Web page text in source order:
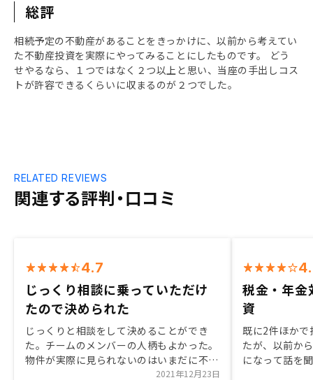
総評
相続予定の不動産があることをきっかけに、以前から考えてい
た不動産投資を実際にやってみることにしたものです。 どう
せやるなら、１つではなく２つ以上と思い、当座の手出しコス
トが許容できるくらいに収まるのが２つでした。
関連する評判・口コミ
RELATED REVIEWS
4.7
じっくり相談に乗っていただけ
たので決められた
じっくりと相談をして決めることができ
た。チームのメンバーの人柄もよかった。
物件が実際に見られないのはいまだに不安
2021年12月23日
税金・年金
資
既に2件ほか
たが、以前か
になって話を